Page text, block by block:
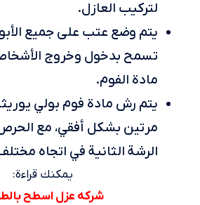
لتركيب العازل.
يتم وضع عتب على جميع
تسمح بدخول وخروج
مادة الفوم.
يتم رش مادة فوم بولي
مرتين بشكل أفقي، مع
الرشة الثانية في اتجاه
يمكنك قراءة:
شركه عزل اسطح